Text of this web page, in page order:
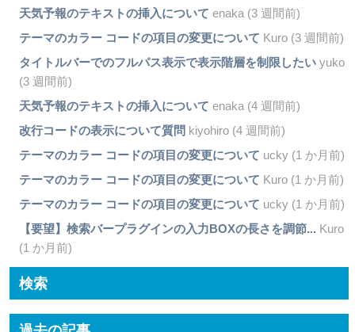
天気予報のテキストの挿入について enaka (3 週間前)
テーマのカラー コードの項目の変更について Kuro (3 週間前)
タイトルバーでのフルパス表示で表示階層を制限したいyuko
(3 週間前)
天気予報のテキストの挿入について enaka (4 週間前)
改行コードの表示について質問 kiyohiro (4 週間前)
テーマのカラー コードの項目の変更について ucky (1 か月前)
テーマのカラー コードの項目の変更について Kuro (1 か月前)
テーマのカラー コードの項目の変更について ucky (1 か月前)
【要望】検索バープラグインの入力BOXの長さを調節... Kuro
(1 か月前)
検索